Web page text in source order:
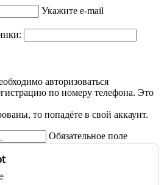
Укажите e-mail
авторизоваться
по номеру телефона. Это
то попадёте в свой аккаунт.
Обязательное поле